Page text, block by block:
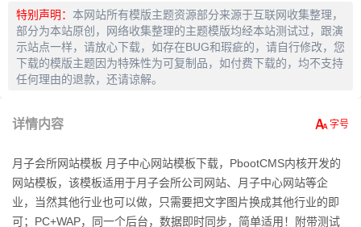
特别声明： 本网站所有模版主题资源部分来源于互联网收集整理，
部分为本站原创，网络收集整理的主题模版均经本站测试过，跟演
示站点一样，请放心下载，如存在BUG和瑕疵的，请自行修改，您
下载的模版主题因为特殊性为可复制品，如付费下载的，均不支持
任何理由的退款，还请谅解。
详情内容
月子会所网站模板 月子中心网站模板下载，PbootCMS内核开发的
网站模板，该模板适用于月子会所公司网站、月子中心网站等企
业，当然其他行业也可以做，只需要把文字图片换成其他行业的即
可；PC+WAP，同一个后台，数据即时同步，简单适用！附带测试